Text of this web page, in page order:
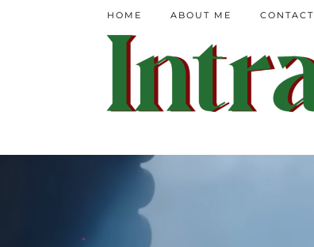
HOME ABOUT ME CONTACT